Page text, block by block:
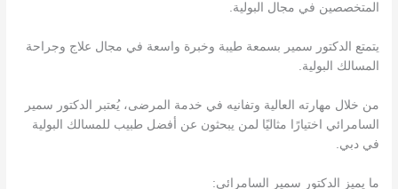
المتخصصين في مجال البولية.
يتمتع الدكتور سمير بسمعة طيبة وخبرة واسعة في مجال علاج وجراحة
المسالك البولية.
من خلال مهارته العالية وتفانيه في خدمة المرضى، يُعتبر الدكتور سمير
السامرائي اختيارًا مثاليًا لمن يبحثون عن أفضل طبيب للمسالك البولية
في دبي.
ما يميز الدكتور سمير السامرائي: